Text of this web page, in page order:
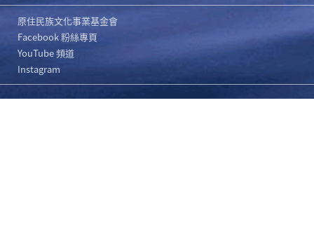
原住民族文化事業基金會
Facebook 粉絲專頁
YouTube 頻道
Instagram